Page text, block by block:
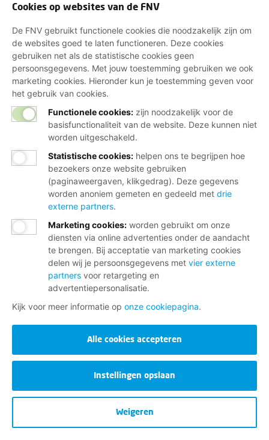
Cookies op websites van de FNV
De FNV gebruikt functionele cookies die noodzakelijk zijn om
de websites goed te laten functioneren. Deze cookies
gebruiken net als de statistische cookies geen
persoonsgegevens. Met jouw toestemming gebruiken we ook
marketing cookies. Hieronder kun je toestemming geven voor
het gebruik van cookies.
Functionele cookies: zijn noodzakelijk voor de
basisfunctionaliteit van de website. Deze kunnen niet
worden uitgeschakeld.
Statistische cookies: helpen ons te begrijpen hoe
bezoekers onze website gebruiken
(paginaweergaven, klikgedrag). Deze gegevens
worden anoniem gemeten en gedeeld met drie
externe partners.
Marketing cookies: worden gebruikt om onze
diensten via online advertenties onder de aandacht
te brengen. Bij acceptatie van marketing cookies
delen wij je persoonsgegevens met vier externe
partners voor retargeting en
advertentiepersonalisatie.
Kijk voor meer informatie op onze cookiepagina.
Alle cookies accepteren
Instellingen opslaan
Weigeren